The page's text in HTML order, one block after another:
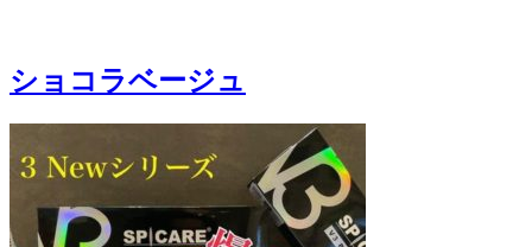
ショコラベージュ